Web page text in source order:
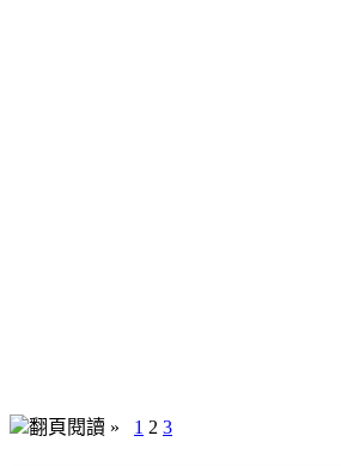
翻頁閱讀 » 1 2 3